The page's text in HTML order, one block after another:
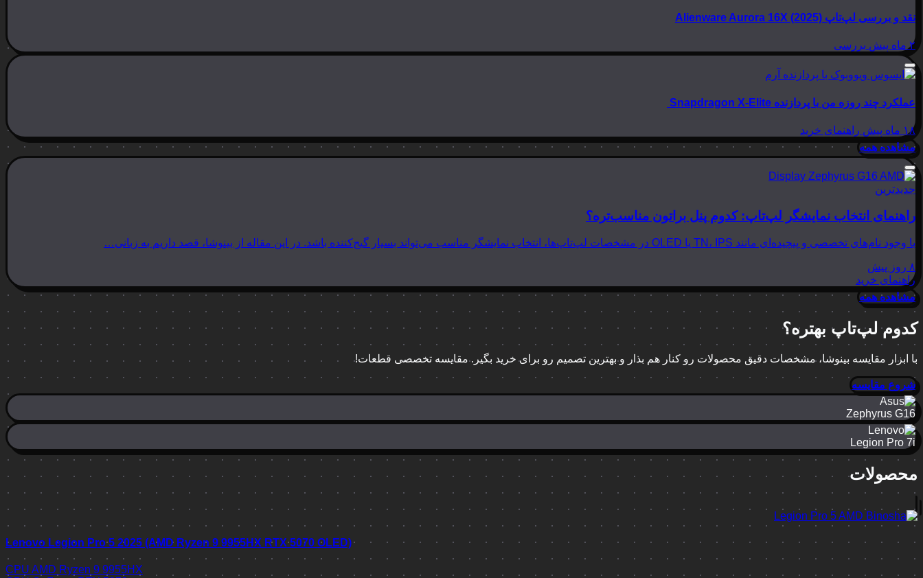
نقد و بررسی لپ‌تاپ Alienware Aurora 16X (2025)
۲ ماه پیش بررسی
عملکرد چند روزه من با پردازنده Snapdragon X-Elite
۱۸ ماه پیش
راهنمای خرید
مشاهده همه
جدیدترین
راهنمای انتخاب نمایشگر لپ‌تاپ: کدوم پنل براتون مناسب‌تره؟
با وجود نام‌های تخصصی و پیچیده‌ای مانند TN، IPS یا OLED در مشخصات لپ‌تاپ‌ها، انتخاب نمایشگر مناسب می‌تواند بسیار گیج‌کننده باشد. در این مقاله از بینوشا، قصد داریم به زبانی…
۸ روز پیش
راهنمای خرید
مشاهده همه
کدوم لپ‌تاپ بهتره؟
با ابزار مقایسه بینوشا، مشخصات دقیق محصولات رو کنار هم بذار و بهترین تصمیم رو برای خرید بگیر. مقایسه تخصصی قطعات!
شروع مقایسه
Zephyrus G16
Legion Pro 7i
محصولات
Lenovo Legion Pro 5 2025 (AMD Ryzen 9 9955HX RTX 5070 OLED)
CPU AMD Ryzen 9 9955HX